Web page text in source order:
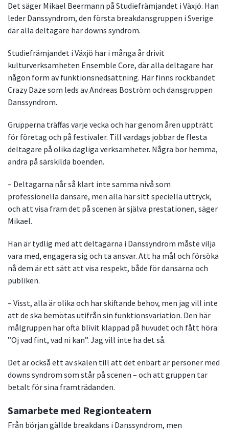
Det säger Mikael Beermann på Studiefrämjandet i Växjö. Han
leder Danssyndrom, den första breakdansgruppen i Sverige
där alla deltagare har downs syndrom.
Studiefrämjandet i Växjö har i många år drivit
kulturverksamheten Ensemble Core, där alla deltagare har
någon form av funktionsnedsättning. Här finns rockbandet
Crazy Daze som leds av Andreas Boström och dansgruppen
Danssyndrom.
Grupperna träffas varje vecka och har genom åren uppträtt
för företag och på festivaler. Till vardags jobbar de flesta
deltagare på olika dagliga verksamheter. Några bor hemma,
andra på särskilda boenden.
– Deltagarna når så klart inte samma nivå som
professionella dansare, men alla har sitt speciella uttryck,
och att visa fram det på scenen är själva prestationen, säger
Mikael.
Han är tydlig med att deltagarna i Danssyndrom måste vilja
vara med, engagera sig och ta ansvar. Att ha mål och försöka
nå dem är ett sätt att visa respekt, både för dansarna och
publiken.
– Visst, alla är olika och har skiftande behov, men jag vill inte
att de ska bemötas utifrån sin funktionsvariation. Den här
målgruppen har ofta blivit klappad på huvudet och fått höra:
”Oj vad fint, vad ni kan”. Jag vill inte ha det så.
Det är också ett av skälen till att det enbart är personer med
downs syndrom som står på scenen – och att gruppen tar
betalt för sina framträdanden.
Samarbete med Regionteatern
Från början gällde breakdans i Danssyndrom, men